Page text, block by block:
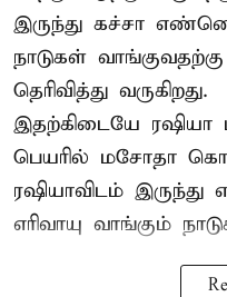
இருந்து கச்சா
நாடுகள்
தெரிவித்து வருகிறது.
இதற்கிடையே
பெயரில் மசோதா
ரஷியாவிடம்
எரிவாயு வாங்கும்